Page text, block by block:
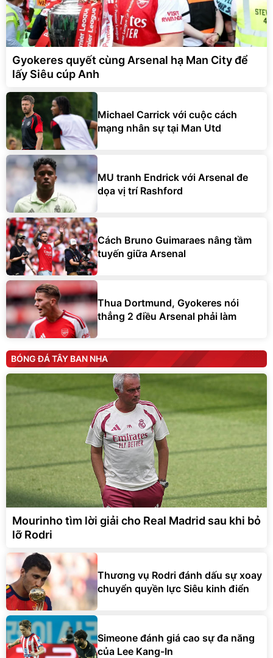
Gyokeres quyết cùng Arsenal hạ Man City để
lấy Siêu cúp Anh
Michael Carrick với cuộc cách
mạng nhân sự tại Man Utd
MU tranh Endrick với Arsenal đe
dọa vị trí Rashford
Cách Bruno Guimaraes nâng tầm
tuyến giữa Arsenal
Thua Dortmund, Gyokeres nói
thẳng 2 điều Arsenal phải làm
BÓNG ĐÁ TÂY BAN NHA
Mourinho tìm lời giải cho Real Madrid sau khi bỏ
lỡ Rodri
Thương vụ Rodri đánh dấu sự xoay
chuyển quyền lực Siêu kinh điển
Simeone đánh giá cao sự đa năng
của Lee Kang-In